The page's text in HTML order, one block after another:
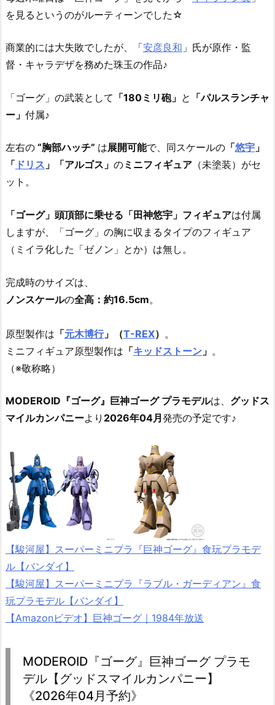
を見るというのがルーティーンでした☆
商業的には大失敗でしたが、「安彦良和 」氏が原作・監
督・キャラデザを務めた珠玉の作品♪
「ゴーグ」の武装として 「180ミリ砲」 と 「パルスランチャ
ー」 付属♪
左右の “胸部ハッチ” は展開可能で、同スケールの 「悠宇 」
「 ドリス 」「アルゴス」 のミニフィギュア （未塗装）がセ
ット。
「ゴーグ」頭頂部に乗せる「田神悠宇」フィギュアは付属
しますが、「ゴーグ」の胸に収まるタイプのフィギュア
（ミイラ化した「ゼノン」とか）は無し。
完成時のサイズは、
ノンスケールの全高：約16.5cm。
原型製作は 「元木博行」（T-REX） 。
ミニフィギュア原型製作は 「キッドストーン 」 。
（※敬称略）
MODEROID『ゴーグ』巨神ゴーグ プラモデルは、 グッドス
マイルカンパニーより 2026年04月 発売の予定です♪
【駿河屋】スーパーミニプラ『巨神ゴーグ』食玩プラモデ
ル【バンダイ】
【駿河屋】スーパーミニプラ『ラブル・ガーディアン』食
玩プラモデル【バンダイ】
【Amazonビデオ】巨神ゴーグ｜1984年放送
MODEROID『ゴーグ』巨神ゴーグ プラモ
デル【グッドスマイルカンパニー】
《2026年04月予約》